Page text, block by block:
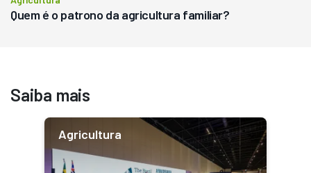
Quem é o patrono da agricultura familiar?
Saiba mais
Agricultura